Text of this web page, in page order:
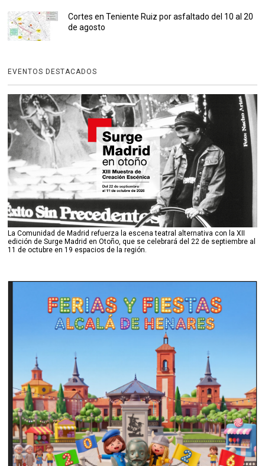
Cortes en Teniente Ruiz por asfaltado del 10 al 20
de agosto
EVENTOS DESTACADOS
La Comunidad de Madrid refuerza la escena teatral alternativa con la XII
edición de Surge Madrid en Otoño, que se celebrará del 22 de septiembre al
11 de octubre en 19 espacios de la región.